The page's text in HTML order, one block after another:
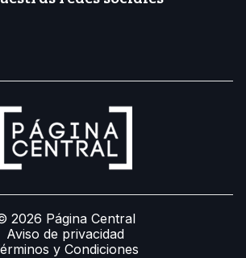
2026 Página Central
Aviso de privacidad
y Condiciones